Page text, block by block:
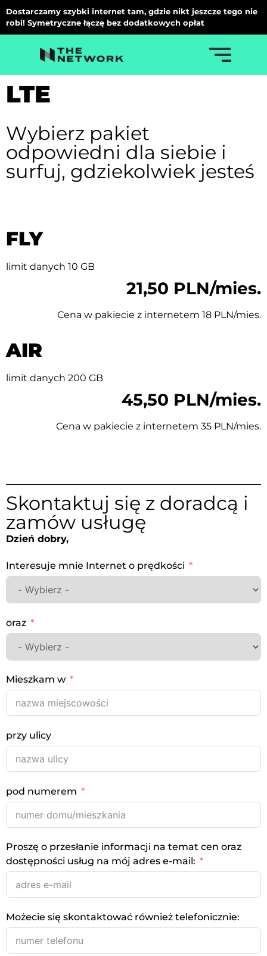
Dostarczamy szybki internet tam, gdzie nikt jeszcze tego nie
robi! Symetryczne łączę bez dodatkowych opłat
LTE
Wybierz pakiet
odpowiedni dla siebie i
surfuj, gdziekolwiek jesteś
FLY
limit danych 10 GB
21,50 PLN/mies.
Cena w pakiecie z internetem 18 PLN/mies.
AIR
limit danych 200 GB
45,50 PLN/mies.
Cena w pakiecie z internetem 35 PLN/mies.
Skontaktuj się z doradcą i
zamów usługę
Dzień dobry,
Interesuje mnie Internet o prędkości
oraz
Mieszkam w
przy ulicy
pod numerem
Proszę o przesłanie informacji na temat cen oraz
dostępności usług na mój adres e-mail:
Możecie się skontaktować również telefonicznie: